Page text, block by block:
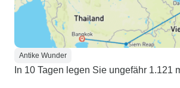
Antike Wunder
In 10 Tagen legen Sie ungefähr 1.121